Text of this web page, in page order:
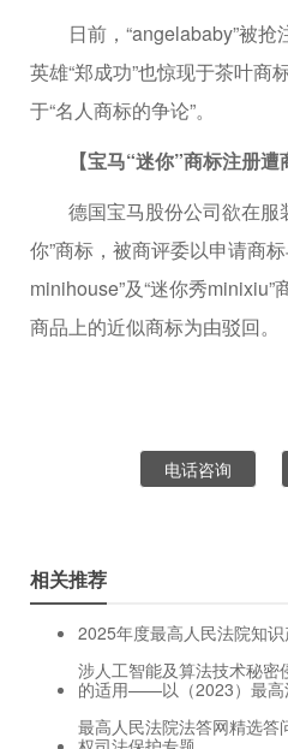
日前，“angelababy”被抢
英雄“郑成功”也惊现于茶叶商
于“名人商标的争论”。
【宝马“迷你”商标注册遭
德国宝马股份公司欲在服
你”商标，被商评委以申请商
minihouse”及“迷你秀
商品上的近似商标为由驳回。
电话咨询
相关推荐
2025年度最高人民法院知
涉人工智能及算法技术秘密
的适用——以（2023）最高
最高人民法院法答网精选